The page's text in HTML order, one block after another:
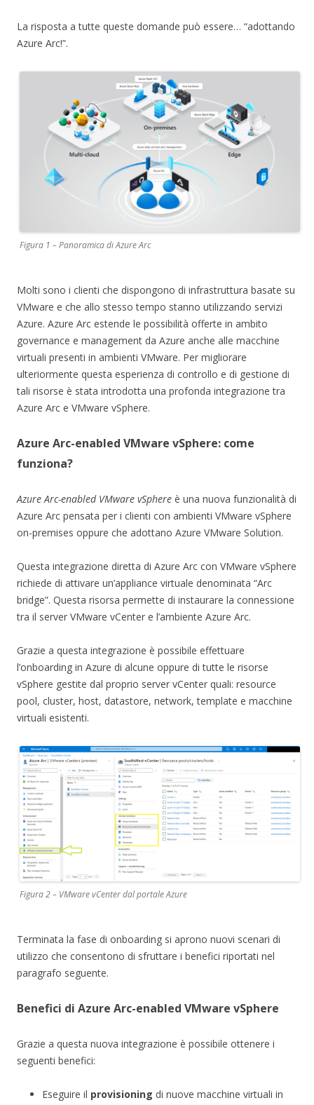
La risposta a tutte queste domande può essere… “adottando
Azure Arc!”.
Figura 1 – Panoramica di Azure Arc
Molti sono i clienti che dispongono di infrastruttura basate su
VMware e che allo stesso tempo stanno utilizzando servizi
Azure. Azure Arc estende le possibilità offerte in ambito
governance e management da Azure anche alle macchine
virtuali presenti in ambienti VMware. Per migliorare
ulteriormente questa esperienza di controllo e di gestione di
tali risorse è stata introdotta una profonda integrazione tra
Azure Arc e VMware vSphere.
Azure Arc-enabled VMware vSphere: come
funziona?
Azure Arc-enabled VMware vSphere è una nuova funzionalità di
Azure Arc pensata per i clienti con ambienti VMware vSphere
on-premises oppure che adottano Azure VMware Solution.
Questa integrazione diretta di Azure Arc con VMware vSphere
richiede di attivare un’appliance virtuale denominata “Arc
bridge”. Questa risorsa permette di instaurare la connessione
tra il server VMware vCenter e l’ambiente Azure Arc.
Grazie a questa integrazione è possibile effettuare
l’onboarding in Azure di alcune oppure di tutte le risorse
vSphere gestite dal proprio server vCenter quali: resource
pool, cluster, host, datastore, network, template e macchine
virtuali esistenti.
Figura 2 – VMware vCenter dal portale Azure
Terminata la fase di onboarding si aprono nuovi scenari di
utilizzo che consentono di sfruttare i benefici riportati nel
paragrafo seguente.
Benefici di Azure Arc-enabled VMware vSphere
Grazie a questa nuova integrazione è possibile ottenere i
seguenti benefici:
Eseguire il provisioning di nuove macchine virtuali in